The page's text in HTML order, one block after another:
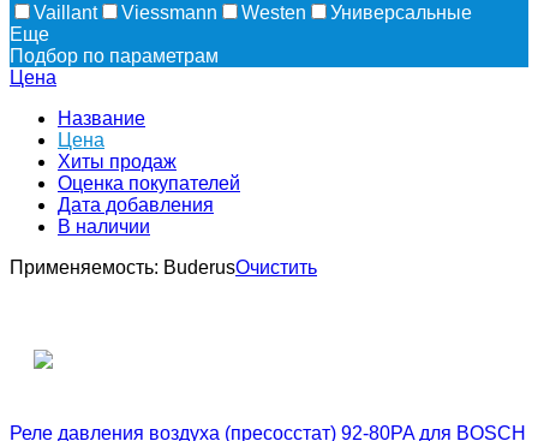
Vaillant
Viessmann Westen
Универсальные
Еще
Подбор по параметрам
Цена
Название
Цена
Хиты продаж
Оценка покупателей
Дата добавления
В наличии
Применяемость: BuderusОчистить
Реле давления воздуха (пресосстат) 92-80PA для BOSCH